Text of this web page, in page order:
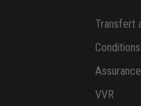
Transfert
VVR